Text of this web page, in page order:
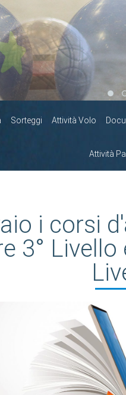
Sorteggi Attività Volo
Attività
i corsi
3°